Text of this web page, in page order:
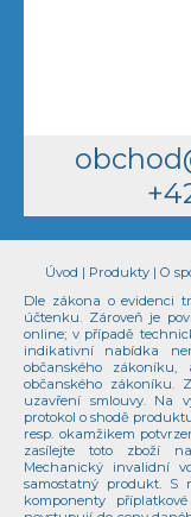
Úvod | Produkty | O
Dle zákona o evidenci
účtenku. Zároveň je
online; v případě
indikativní nabídka
občanského
občanského
uzavření smlouvy. Na
protokol o shodě
resp. okamžikem
zasílejte toto zboží
Mechanický invalidní
samostatný produkt.
komponenty